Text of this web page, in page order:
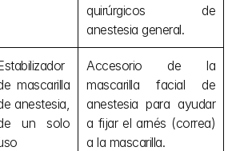
quirúrgicos de
anestesia general.
mascarilla
anestesia,
un solo
Accesorio de la
mascarilla facial de
anestesia para ayudar
a fijar el arnés (correa)
a la mascarilla.